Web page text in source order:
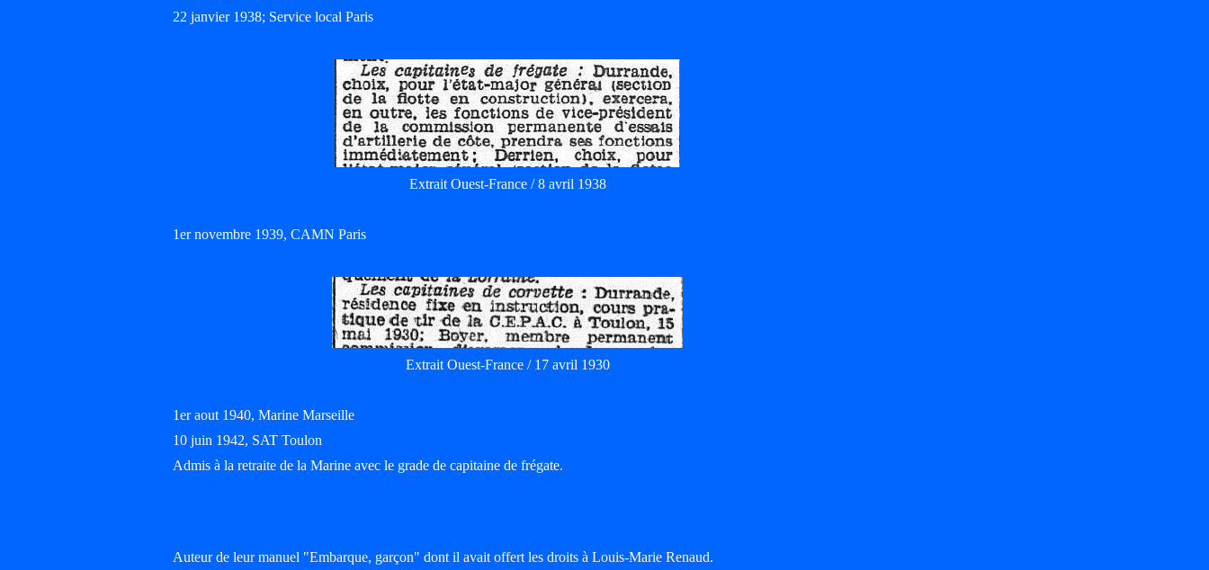
22 janvier 1938; Service local Paris
Extrait Ouest-France / 8 avril 1938
1er novembre 1939, CAMN Paris
Extrait Ouest-France / 17 avril 1930
1er aout 1940, Marine Marseille
10 juin 1942, SAT Toulon
Admis à la retraite de la Marine avec le grade de capitaine de frégate.
Auteur de leur manuel "Embarque, garçon" dont il avait offert les droits à Louis-Marie Renaud.